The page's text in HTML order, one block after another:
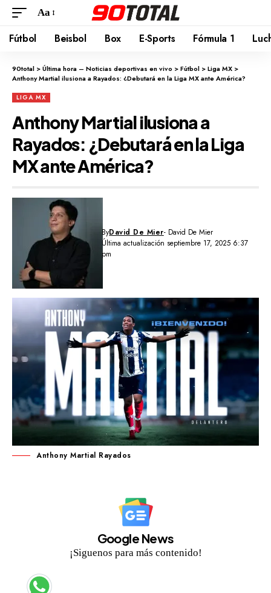
Aa
Fútbol Beisbol Box E-Sports Fórmula 1
90total >Última hora – Noticias deportivas en vivo >Fútbol >Liga MX >
Anthony Martial ilusiona a Rayados: ¿Debutará en la Liga MX ante América?
LIGA MX
Anthony Martial ilusiona a
Rayados: ¿Debutará en la Liga
MX ante América?
Última actualización septiembre 17, 2025 6:37
pm
ByDavid De Mier- David De Mier
Anthony Martial Rayados
Google News
¡Siguenos para más contenido!